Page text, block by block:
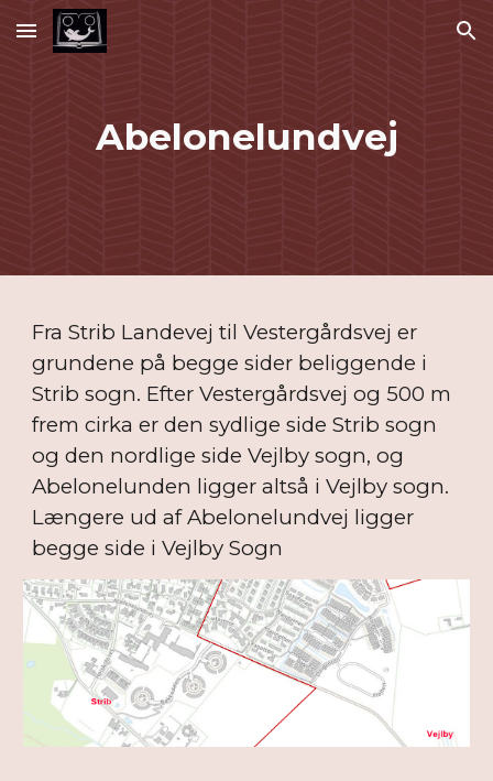
Skip to main content Skip to navigation
Abelonelundvej
Fra Strib Landevej til Vestergårdsvej er
grundene på begge sider beliggende i
Strib sogn. Efter Vestergårdsvej og 500 m
frem cirka er den sydlige side Strib sogn
og den nordlige side Vejlby sogn, og
Abelonelunden ligger altså i Vejlby sogn.
Længere ud af Abelonelundvej ligger
begge side i Vejlby Sogn